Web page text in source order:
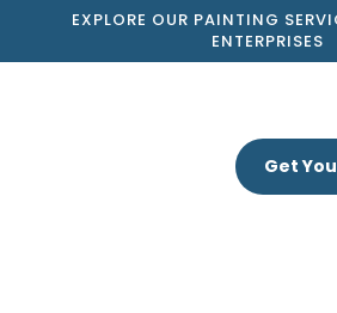
EXPLORE OUR PAINTING
ENTERPRISES
Get